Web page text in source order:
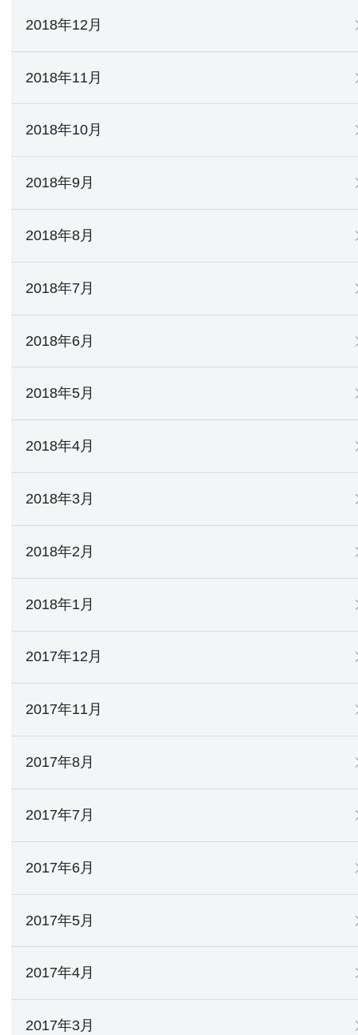
2018年12月
2018年11月
2018年10月
2018年9月
2018年8月
2018年7月
2018年6月
2018年5月
2018年4月
2018年3月
2018年2月
2018年1月
2017年12月
2017年11月
2017年8月
2017年7月
2017年6月
2017年5月
2017年4月
2017年3月